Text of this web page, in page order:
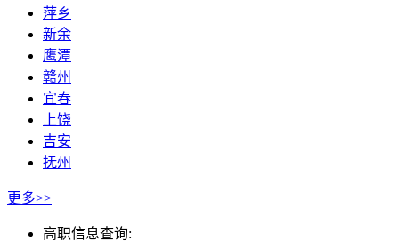
萍乡
新余
鹰潭
赣州
宜春
上饶
吉安
抚州
更多>>
高职信息查询: